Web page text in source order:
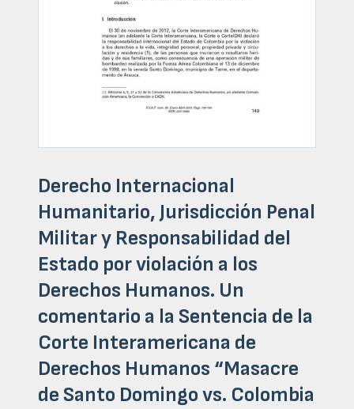
Derecho Internacional
Humanitario, Jurisdicción Penal
Militar y Responsabilidad del
Estado por violación a los
Derechos Humanos. Un
comentario a la Sentencia de la
Corte Interamericana de
Derechos Humanos “Masacre
de Santo Domingo vs. Colombia